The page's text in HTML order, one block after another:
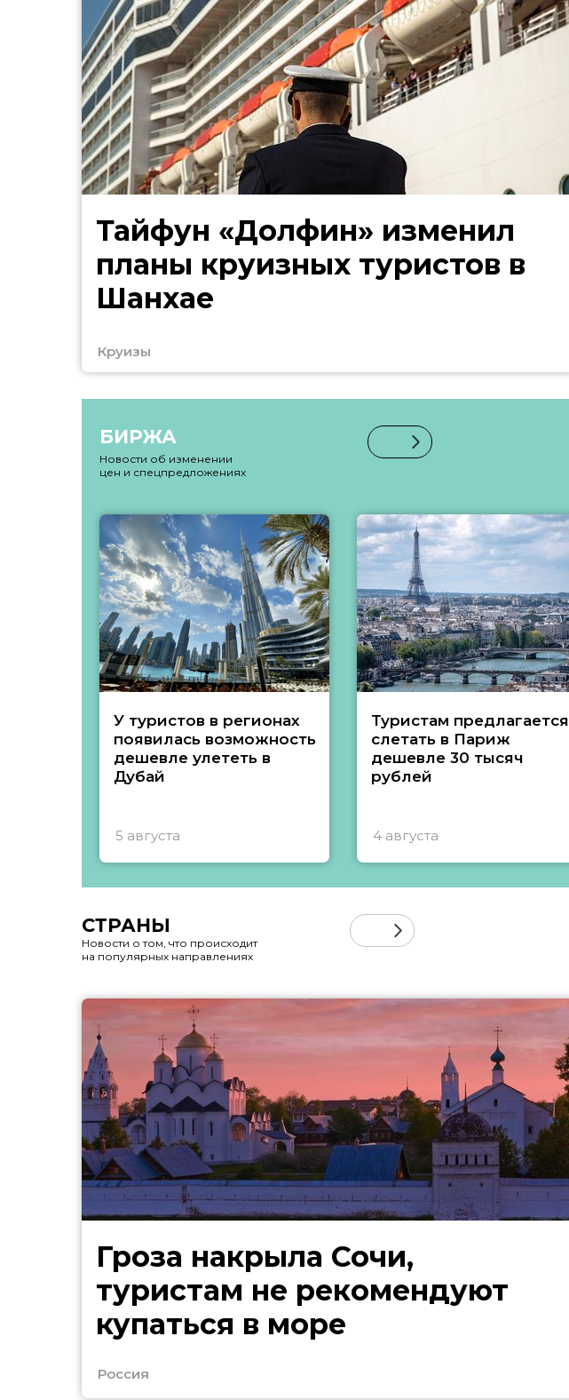
Тайфун «Долфин» изменил
планы круизных туристов в
Шанхае
Круизы
БИРЖА
Новости об изменении
цен и спецпредложениях
У туристов в регионах
появилась возможность
дешевле улететь в
Дубай
5 августа
Туристам предлагается
слетать в Париж
дешевле 30 тысяч
рублей
4 августа
СТРАНЫ
Новости о том, что происходит
на популярных направлениях
Гроза накрыла Сочи,
туристам не рекомендуют
купаться в море
Россия